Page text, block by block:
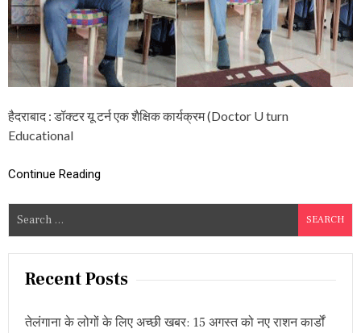
दि
ली
प
झा
डे
स
त
क्ट
र
यू
,
क्षि
क
श
शु
हैदराबाद : डॉक्टर यू टर्न एक शैक्षिक कार्यक्रम (Doctor U turn
Educational
Continue Reading
e
a
Recent Posts
तेलंगाना के लोगों के लिए अच्छी खबर: 15 अगस्त को नए राशन कार्डों